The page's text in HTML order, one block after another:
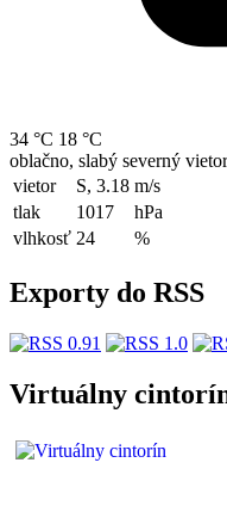
34 °C 18 °C
oblačno, slabý severný vietor
vietor
S, 3.18 m/s
tlak
1017
hPa
vlhkosť 24 %
Exporty do RSS
Virtuálny